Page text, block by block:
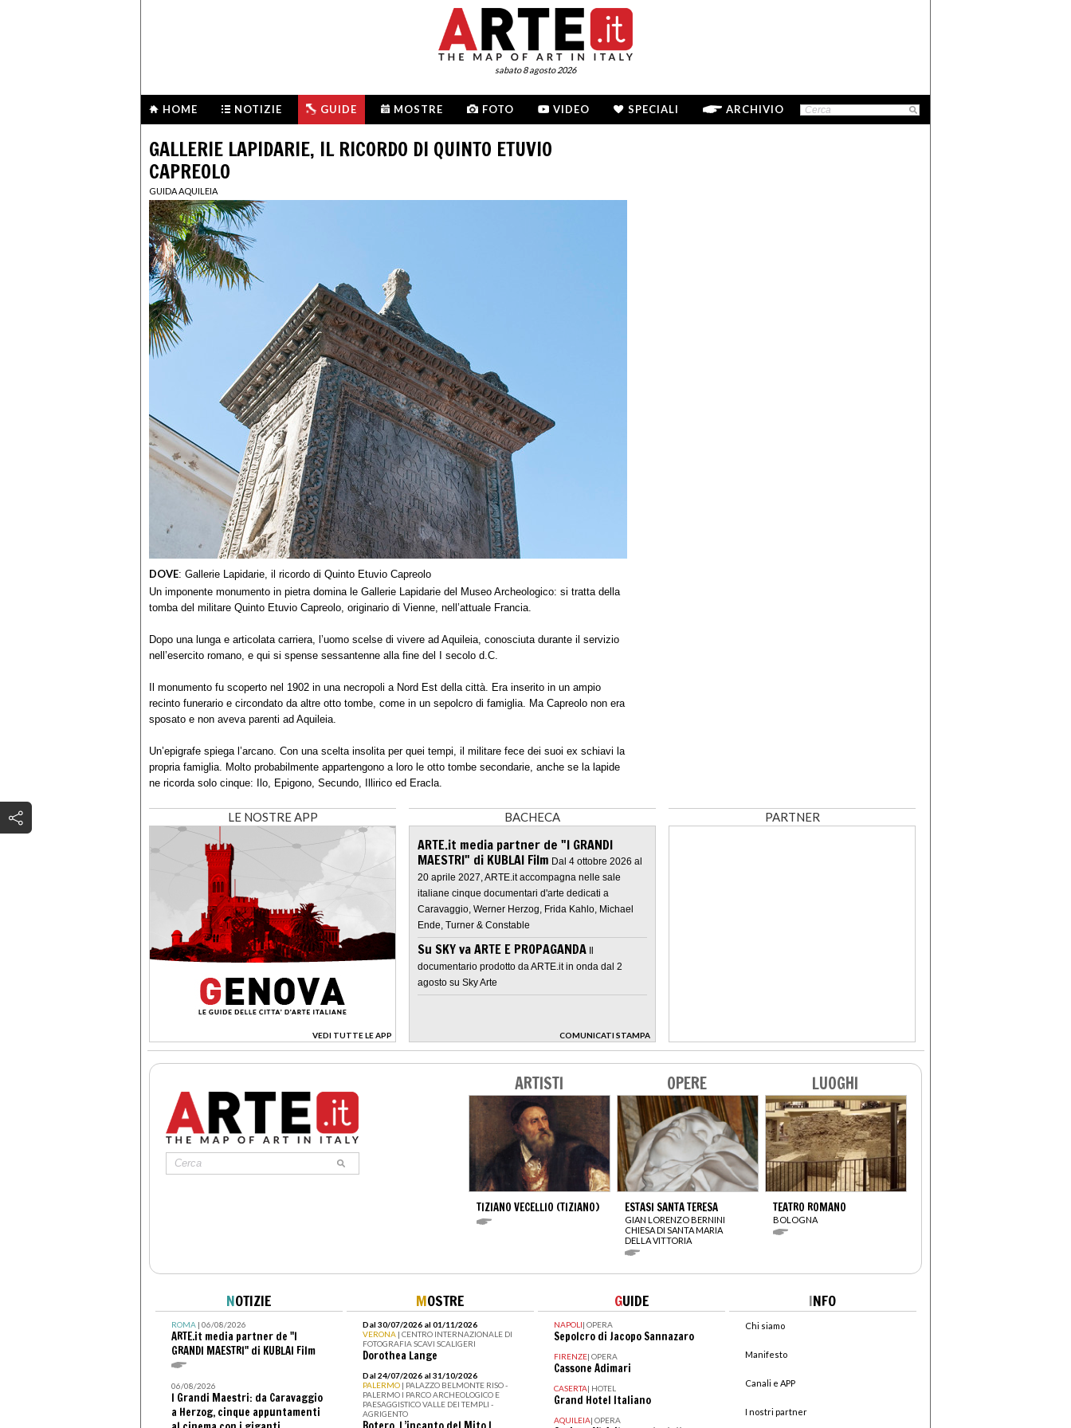
sabato 8 agosto 2026
HOME NOTIZIE GUIDE MOSTRE FOTO VIDEO SPECIALI ARCHIVIO
GALLERIE LAPIDARIE, IL RICORDO DI QUINTO ETUVIO
CAPREOLO
GUIDA AQUILEIA
DOVE: Gallerie Lapidarie, il ricordo di Quinto Etuvio Capreolo
Un imponente monumento in pietra domina le Gallerie Lapidarie del Museo Archeologico: si tratta della
tomba del militare Quinto Etuvio Capreolo, originario di Vienne, nell’attuale Francia.
Dopo una lunga e articolata carriera, l’uomo scelse di vivere ad Aquileia, conosciuta durante il servizio
nell’esercito romano, e qui si spense sessantenne alla fine del I secolo d.C.
Il monumento fu scoperto nel 1902 in una necropoli a Nord Est della città. Era inserito in un ampio
recinto funerario e circondato da altre otto tombe, come in un sepolcro di famiglia. Ma Capreolo non era
sposato e non aveva parenti ad Aquileia.
Un’epigrafe spiega l’arcano. Con una scelta insolita per quei tempi, il militare fece dei suoi ex schiavi la
propria famiglia. Molto probabilmente appartengono a loro le otto tombe secondarie, anche se la lapide
ne ricorda solo cinque: Ilo, Epigono, Secundo, Illirico ed Eracla.
LE NOSTRE APP
VEDI TUTTE LE APP
>
BACHECA
ARTE.it media partner de "I GRANDI
MAESTRI" di KUBLAI Film Dal 4 ottobre 2026 al
20 aprile 2027, ARTE.it accompagna nelle sale
italiane cinque documentari d'arte dedicati a
Caravaggio, Werner Herzog, Frida Kahlo, Michael
Ende, Turner & Constable
Su SKY va ARTE E PROPAGANDA Il
documentario prodotto da ARTE.it in onda dal 2
agosto su Sky Arte
COMUNICATI STAMPA
>
PARTNER
ARTISTI
TIZIANO VECELLIO (TIZIANO)
OPERE
ESTASI SANTA TERESA
GIAN LORENZO BERNINI
CHIESA DI SANTA MARIA
DELLA VITTORIA
LUOGHI
TEATRO ROMANO
BOLOGNA
NOTIZIE
ROMA| 06/08/2026
ARTE.it media partner de "I
GRANDI MAESTRI" di KUBLAI Film
06/08/2026
I Grandi Maestri: da Caravaggio
a Herzog, cinque appuntamenti
MOSTRE
Dal 30/07/2026 al 01/11/2026
VERONA | CENTRO INTERNAZIONALE DI
FOTOGRAFIA SCAVI SCALIGERI
Dorothea Lange
Dal 24/07/2026 al 31/10/2026
PALERMO | PALAZZO BELMONTE RISO -
PALERMO I PARCO ARCHEOLOGICO E
PAESAGGISTICO VALLE DEI TEMPLI -
AGRIGENTO
GUIDE
NAPOLI| OPERA
Sepolcro di Jacopo Sannazaro
FIRENZE| OPERA
Cassone Adimari
CASERTA| HOTEL
Grand Hotel Italiano
AQUILEIA| OPERA
INFO
Chi siamo
Manifesto
Canali e APP
I nostri partner